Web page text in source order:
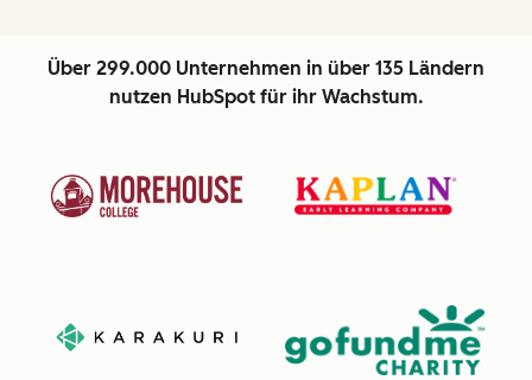
Über 299.000 Unternehmen in über 135 Ländern
nutzen HubSpot für ihr Wachstum.